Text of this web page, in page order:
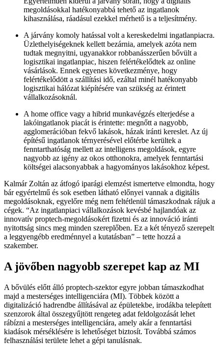
megoldásokkal hatékonyabbá tehető az ingatlanok
kihasználása, ráadásul ezekkel mérhető is a teljesítmény.
A járvány komoly hatással volt a kereskedelmi ingatlanpiacra.
Üzlethelyiségeknek kellett bezárnia, amelyek azóta nem
tudtak megnyitni, ugyanakkor robbanásszerűen bővült a
logisztikai ingatlanpiac, hiszen felértékelődtek az online
vásárlások. Ennek egyenes következménye, hogy
felértékelődött a szállítási idő, ezáltal minél hatékonyabb
logisztikai hálózat kiépítésére van szükség az érintett
vállalkozásoknál.
A home office vagy a hibrid munkavégzés elterjedése a
lakóingatlanok piacát is érintette: megnőtt a nagyobb,
agglomerációban fekvő lakások, házak iránti kereslet. Az új
építésű ingatlanok térnyerésével előtérbe kerültek a
fenntarthatóság mellett az intelligens megoldások, egyre
nagyobb az igény az okos otthonokra, amelyek fenntartási
költségei alacsonyabbak a hagyományos lakásokhoz képest.
Kalmár Zoltán az átfogó iparági elemzést ismertetve elmondta, hogy
bár egyértelmű és sok esetben látható előnyei vannak a digitális
megoldásoknak, egyelőre még nem feltétlenül támaszkodnak rájuk a
cégek. “Az ingatlanpiaci vállalkozások kevésbé hajlandóak az
innovatív proptech-megoldásokért fizetni és az innováció iránti
nyitottság sincs meg minden szereplőben. Ez a két tényező szerepelt
a leggyengébb eredménnyel a kutatásban” – tette hozzá a
szakember.
A jövőben nagyobb szerepet kap az MI
A bővülés előtt álló proptech-szektor egyre jobban támaszkodhat
majd a mesterséges intelligenciára (MI). Többek között a
digitalizáció hadrendbe állításával az épületekbe, irodákba telepített
szenzorok által összegyűjtött rengeteg adat feldolgozását lehet
rábízni a mesterséges intelligenciára, amely akár a fenntartási
kiadások mérséklésére is lehetőséget biztosít. Továbbá számos
felhasználási területe lehet a gépi tanulásnak.